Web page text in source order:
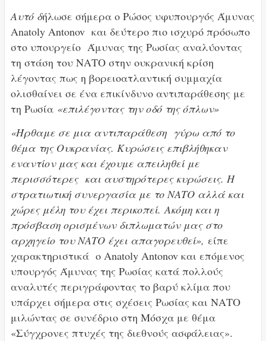
Αυτό δήλωσε σήμερα ο Ρώσος υφυπουργός Άμυνας
Anatoly Antonov και δεύτερο πιο ισχυρό πρόσωπο
στο υπουργείο Άμυνας της Ρωσίας αναλύοντας
τη στάση του ΝΑΤΟ στην ουκρανική κρίση
λέγοντας πως η βορειοατλαντική συμμαχία
ολισθαίνει σε ένα επικίνδυνο αντιπαράθεσης με
τη Ρωσία «επιλέγοντας την οδό της όπλων»
«Ήρθαμε σε μια αντιπαράθεση γύρω από το
θέμα της Ουκρανίας. Κυρώσεις επιβλήθηκαν
εναντίον μας και έχουμε απειληθεί με
περισσότερες και αυστηρότερες κυρώσεις. Η
στρατιωτική συνεργασία με το ΝΑΤΟ αλλά και
χώρες μέλη του έχει περικοπεί. Ακόμη και η
πρόσβαση ορισμένων διπλωματών μας στο
αρχηγείο του ΝΑΤΟ έχει απαγορευθεί», είπε
χαρακτηριστικά ο Anatoly Antonov και επόμενος
υπουργός Άμυνας της Ρωσίας κατά πολλούς
αναλυτές περιγράφοντας το βαρύ κλίμα που
υπάρχει σήμερα στις σχέσεις Ρωσίας και ΝΑΤΟ
μιλώντας σε συνέδριο στη Μόσχα με θέμα
«Σύγχρονες πτυχές της διεθνούς ασφάλειας».